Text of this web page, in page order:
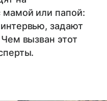
мамой или папой:
задают
вызван этот